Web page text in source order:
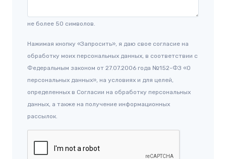
не более 50 символов.
Нажимая кнопку «Запросить», я даю свое согласие на
обработку моих персональных данных, в соответствии с
Федеральным законом от 27.07.2006 года №152-ФЗ «О
персональных данных», на условиях и для целей,
определенных в Согласии на обработку персональных
данных, а также на получение информационных
рассылок.